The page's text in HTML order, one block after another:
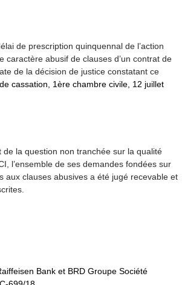
de prescription quinquennal de l’action
caractère abusif de clauses d’un contrat de
de la décision de justice constatant ce
cassation, 1ère chambre civile, 12 juillet
de la question non tranchée sur la qualité
l’ensemble de ses demandes fondées sur
aux clauses abusives a été jugé recevable et
Bank et BRD Groupe Société